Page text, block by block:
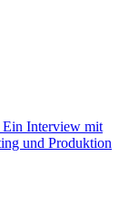
Ein Interview mit
und Produktion